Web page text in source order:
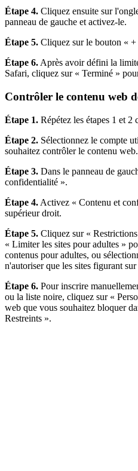
Étape 4. Cliquez ensuite sur
panneau de gauche et activez-le.
Étape 5. Cliquez sur le bouton «
Étape 6. Après avoir défini la
Safari, cliquez sur « Terminé »
Contrôler le contenu web
Étape 1. Répétez les étapes 1 et 2
Étape 2. Sélectionnez le compte
souhaitez contrôler le contenu web.
Étape 3. Dans le panneau de
confidentialité ».
Étape 4. Activez « Contenu et
supérieur droit.
Étape 5. Cliquez sur «
« Limiter les sites pour adultes »
contenus pour adultes, ou
n'autoriser que les sites figurant
Étape 6. Pour inscrire
ou la liste noire, cliquez sur «
web que vous souhaitez bloquer
Restreints ».